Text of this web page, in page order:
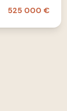
525 000 €